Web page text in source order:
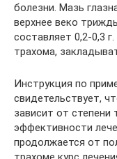
болезни. Мазь
верхнее веко
составляет 0,2-0,3
трахома,
Инструкция по
свидетельствует,
зависит от степени
эффективности
продолжается от